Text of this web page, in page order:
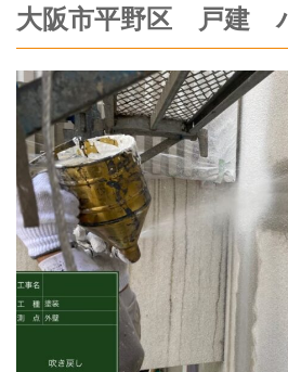
大阪市平野区 戸建